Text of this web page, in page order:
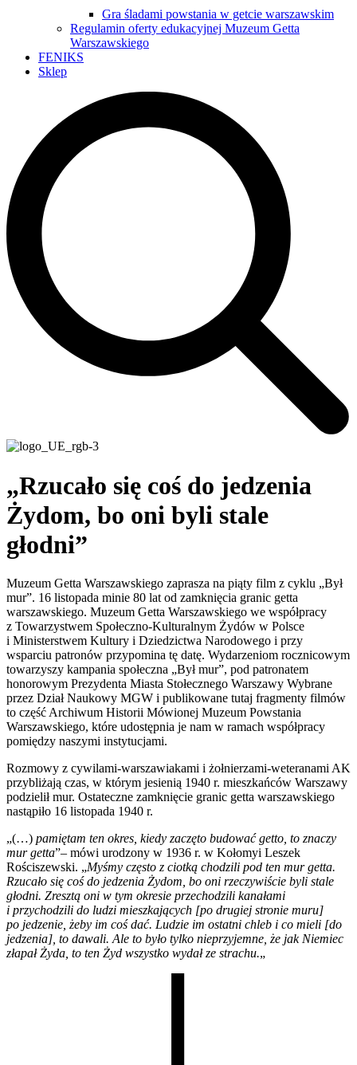
Gra śladami powstania w getcie warszawskim
Regulamin oferty edukacyjnej Muzeum Getta
Warszawskiego
FENIKS
Sklep
„Rzucało się coś do jedzenia
Żydom, bo oni byli stale
głodni”
Muzeum Getta Warszawskiego zaprasza na piąty film z cyklu „Był
mur”. 16 listopada minie 80 lat od zamknięcia granic getta
warszawskiego. Muzeum Getta Warszawskiego we współpracy
z Towarzystwem Społeczno-Kulturalnym Żydów w Polsce
i Ministerstwem Kultury i Dziedzictwa Narodowego i przy
wsparciu patronów przypomina tę datę. Wydarzeniom rocznicowym
towarzyszy kampania społeczna „Był mur”, pod patronatem
honorowym Prezydenta Miasta Stołecznego Warszawy Wybrane
przez Dział Naukowy MGW i publikowane tutaj fragmenty filmów
to część Archiwum Historii Mówionej Muzeum Powstania
Warszawskiego, które udostępnia je nam w ramach współpracy
pomiędzy naszymi instytucjami.
Rozmowy z cywilami-warszawiakami i żołnierzami-weteranami AK
przybliżają czas, w którym jesienią 1940 r. mieszkańców Warszawy
podzielił mur. Ostateczne zamknięcie granic getta warszawskiego
nastąpiło 16 listopada 1940 r.
„(…) pamiętam ten okres, kiedy zaczęto budować getto, to znaczy
mur getta”– mówi urodzony w 1936 r. w Kołomyi Leszek
Rościszewski. „Myśmy często z ciotką chodzili pod ten mur getta.
Rzucało się coś do jedzenia Żydom, bo oni rzeczywiście byli stale
głodni. Zresztą oni w tym okresie przechodzili kanałami
i przychodzili do ludzi mieszkających [po drugiej stronie muru]
po jedzenie, żeby im coś dać. Ludzie im ostatni chleb i co mieli [do
jedzenia], to dawali. Ale to było tylko nieprzyjemne, że jak Niemiec
złapał Żyda, to ten Żyd wszystko wydał ze strachu.„